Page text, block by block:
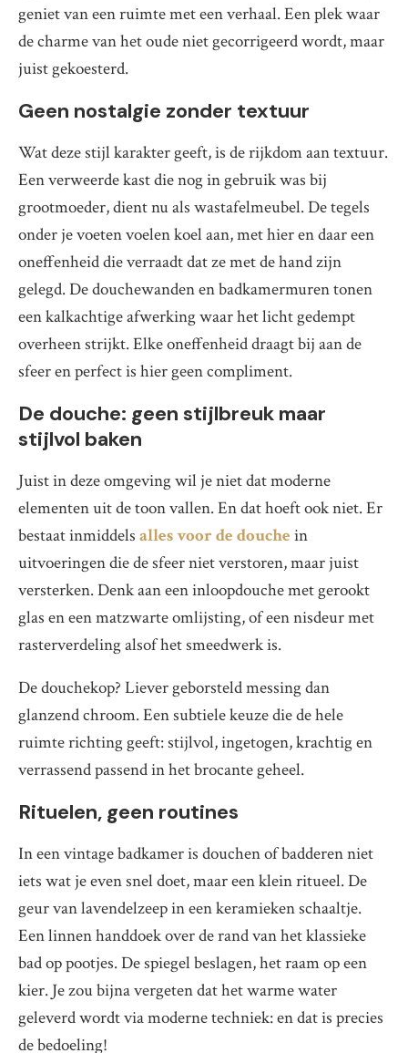
geniet van een ruimte met een verhaal. Een plek waar
de charme van het oude niet gecorrigeerd wordt, maar
juist gekoesterd.
Geen nostalgie zonder textuur
Wat deze stijl karakter geeft, is de rijkdom aan textuur.
Een verweerde kast die nog in gebruik was bij
grootmoeder, dient nu als wastafelmeubel. De tegels
onder je voeten voelen koel aan, met hier en daar een
oneffenheid die verraadt dat ze met de hand zijn
gelegd. De douchewanden en badkamermuren tonen
een kalkachtige afwerking waar het licht gedempt
overheen strijkt. Elke oneffenheid draagt bij aan de
sfeer en perfect is hier geen compliment.
De douche: geen stijlbreuk maar
stijlvol baken
Juist in deze omgeving wil je niet dat moderne
elementen uit de toon vallen. En dat hoeft ook niet. Er
bestaat inmiddels alles voor de douche in
uitvoeringen die de sfeer niet verstoren, maar juist
versterken. Denk aan een inloopdouche met gerookt
glas en een matzwarte omlijsting, of een nisdeur met
rasterverdeling alsof het smeedwerk is.
De douchekop? Liever geborsteld messing dan
glanzend chroom. Een subtiele keuze die de hele
ruimte richting geeft: stijlvol, ingetogen, krachtig en
verrassend passend in het brocante geheel.
Rituelen, geen routines
In een vintage badkamer is douchen of badderen niet
iets wat je even snel doet, maar een klein ritueel. De
geur van lavendelzeep in een keramieken schaaltje.
Een linnen handdoek over de rand van het klassieke
bad op pootjes. De spiegel beslagen, het raam op een
kier. Je zou bijna vergeten dat het warme water
geleverd wordt via moderne techniek: en dat is precies
de bedoeling!